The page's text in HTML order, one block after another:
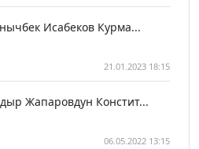
Исабеков Курма...
21.01.2023 18:15
Жапаровдун Констит...
06.05.2022 13:15